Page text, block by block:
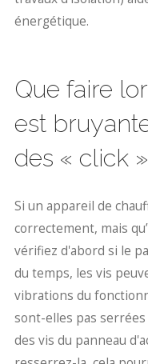
énergétique.
Que faire
est
des « click »
Si un appareil de
correctement, mais
vérifiez d'abord si le
du temps, les vis
vibrations du
sont-elles pas
des vis du panneau